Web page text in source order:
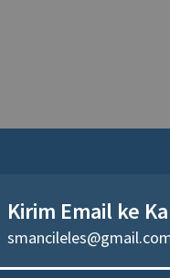
Kirim Email ke